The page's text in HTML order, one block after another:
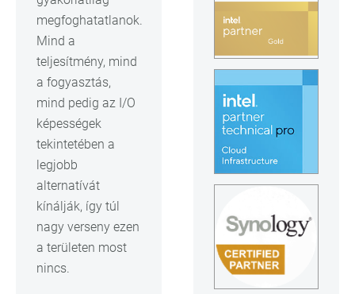
megfoghatatlanok.
Mind a
teljesítmény, mind
a fogyasztás,
mind pedig az I/O
képességek
tekintetében a
legjobb
alternatívát
kínálják, így túl
nagy verseny ezen
a területen most
nincs.